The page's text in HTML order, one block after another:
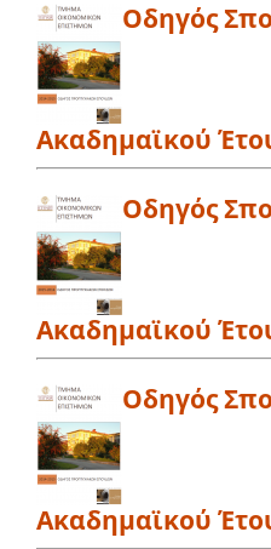
Οδηγός
Ακαδημαϊκού
Οδηγός
Ακαδημαϊκού
Οδηγός
Ακαδημαϊκού